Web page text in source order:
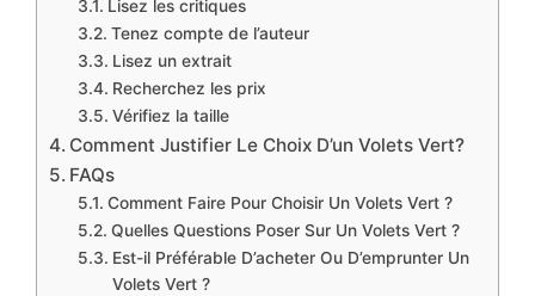
Lisez les critiques
Tenez compte de l’auteur
Lisez un extrait
Recherchez les prix
Vérifiez la taille
Comment Justifier Le Choix D’un Volets Vert?
FAQs
Comment Faire Pour Choisir Un Volets Vert ?
Quelles Questions Poser Sur Un Volets Vert ?
Est-il Préférable D’acheter Ou D’emprunter Un
Volets Vert ?